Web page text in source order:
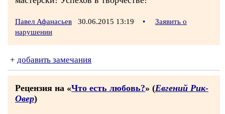
Павел Афанасьев 30.06.2015 13:19 •
Заявить о
нарушении
+ добавить замечания
Рецензия на «Что есть любовь?» (Евгений Рик-
Овер)